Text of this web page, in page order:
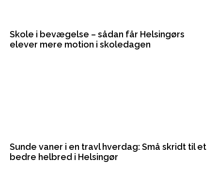
Skole i bevægelse – sådan får Helsingørs
elever mere motion i skoledagen
Sunde vaner i en travl hverdag: Små skridt til et
bedre helbred i Helsingør